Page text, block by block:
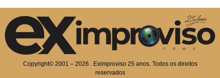
Copyright© 2001 – 2026 . Eximproviso 25 anos. Todos os direitos
reservados